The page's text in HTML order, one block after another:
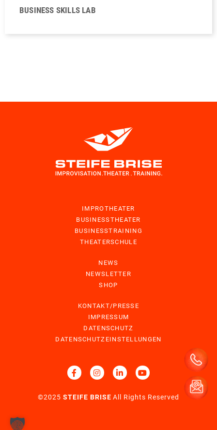
BUSINESS SKILLS LAB
IMPROTHEATER
BUSINESSTHEATER
BUSINESSTRAINING
THEATERSCHULE
NEWS
NEWSLETTER
SHOP
KONTAKT/PRESSE
IMPRESSUM
DATENSCHUTZ
DATENSCHUTZEINSTELLUNGEN
©2025STEIFE BRISE All Rights Reserved